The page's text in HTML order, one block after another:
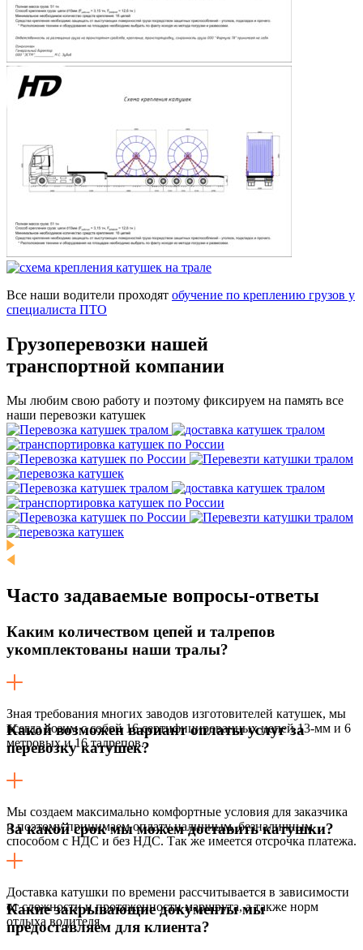
Все наши водители проходят обучение по креплению грузов у
специалиста ПТО
Грузоперевозки нашей
транспортной компании
Мы любим свою работу и поэтому фиксируем на память все
наши перевозки катушек
Часто задаваемые вопросы-ответы
Каким количеством цепей и талрепов
укомплектованы наши тралы?
Зная требования многих заводов изготовителей катушек, мы
всегда возим с собой 16 сертифицированных цепей 13-мм и 6
метровых и 16 талрепов.
Какой возможен вариант оплаты услуг за
перевозку катушек?
Мы создаем максимально комфортные условия для заказчика
и поэтому принимаем оплату наличным, безналичным
способом с НДС и без НДС. Так же имеется отсрочка платежа.
За какой срок мы можем доставить катушки?
Доставка катушки по времени рассчитывается в зависимости
от сложности и протяженности маршрута, а также норм
отдыха водителя.
Какие закрывающие документы мы
предоставляем для клиента?